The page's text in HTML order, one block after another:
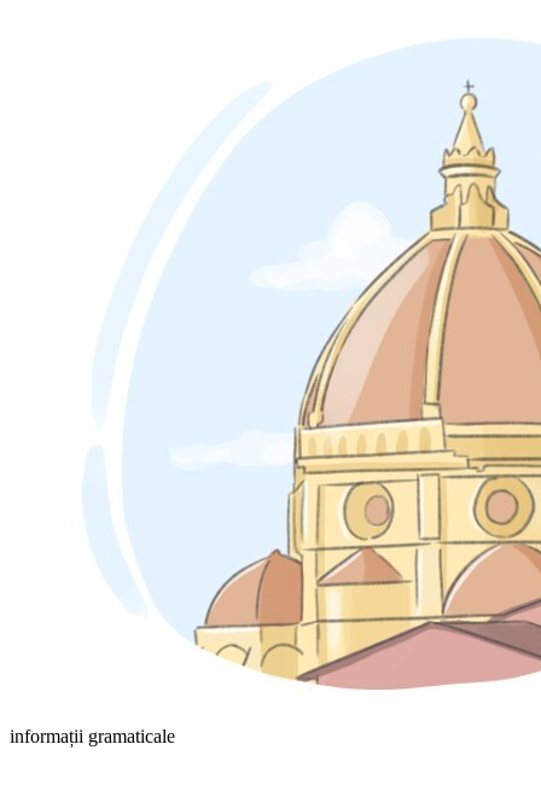
informații gramaticale